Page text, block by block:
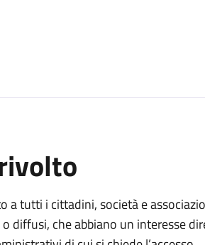
a tutti i cittadini, società e
diffusi, che abbiano un interesse